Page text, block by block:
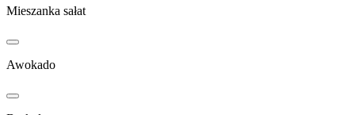
Mieszanka sałat
Awokado